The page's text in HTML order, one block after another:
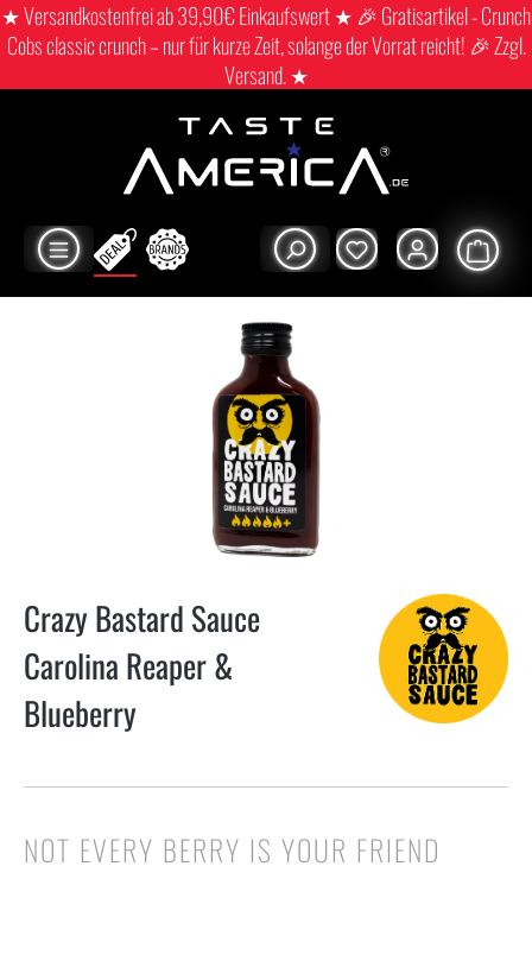
★ Versandkostenfrei ab 39,90€ Einkaufswert ★ 🎉 Gratisartikel - Crunch
Cobs classic crunch – nur für kurze Zeit, solange der Vorrat reicht! 🎉 Zzgl.
Versand. ★
Crazy Bastard Sauce
Carolina Reaper &
Blueberry
NOT EVERY BERRY IS YOUR FRIEND